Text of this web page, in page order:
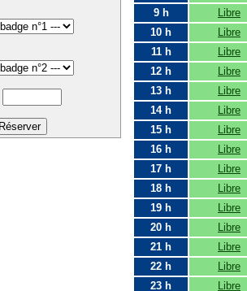
9 h
Libre
10 h
Libre
11 h
Libre
12 h
Libre
13 h
Libre
14 h
Libre
15 h
Libre
16 h
Libre
17 h
Libre
18 h
Libre
19 h
Libre
20 h
Libre
21 h
Libre
22 h
Libre
23 h
Libre